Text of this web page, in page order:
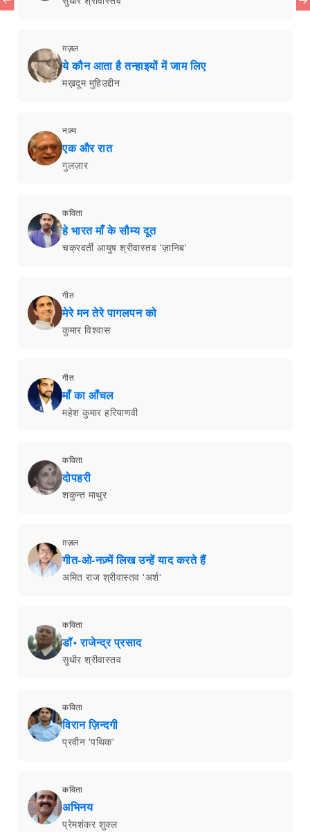
ग़ज़ल
ये कौन आता है तन्हाइयों में जाम लिए
मख़दूम मुहिउद्दीन
नज़्म
एक और रात
गुलज़ार
कविता
हे भारत माँ के सौम्य दूत
चक्रवर्ती आयुष श्रीवास्तव 'ज़ानिब'
गीत
मेरे मन तेरे पागलपन को
कुमार विश्वास
गीत
माँ का आँचल
महेश कुमार हरियाणवी
कविता
दोपहरी
शकुन्त माथुर
ग़ज़ल
गीत-ओ-नज़्में लिख उन्हें याद करते हैं
अमित राज श्रीवास्तव 'अर्श'
कविता
डॉ॰ राजेन्द्र प्रसाद
सुधीर श्रीवास्तव
कविता
विरान ज़िन्दगी
प्रवीन 'पथिक'
कविता
अभिनय
प्रेमशंकर शुक्ल